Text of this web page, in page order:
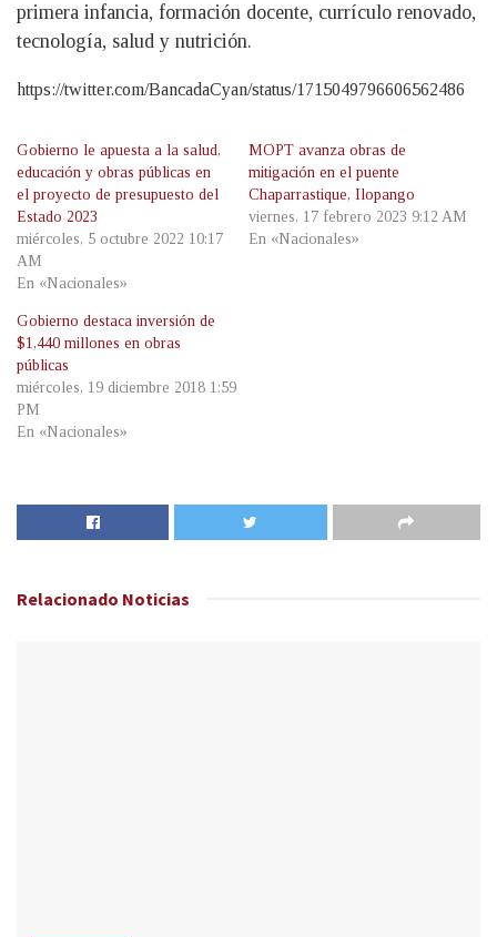
primera infancia, formación docente, currículo renovado,
tecnología, salud y nutrición.
https://twitter.com/BancadaCyan/status/1715049796606562486
Gobierno le apuesta a la salud,
educación y obras públicas en
el proyecto de presupuesto del
Estado 2023
miércoles, 5 octubre 2022 10:17
AM
En «Nacionales»
MOPT avanza obras de
mitigación en el puente
Chaparrastique, Ilopango
viernes, 17 febrero 2023 9:12 AM
En «Nacionales»
Gobierno destaca inversión de
$1,440 millones en obras
públicas
miércoles, 19 diciembre 2018 1:59
PM
En «Nacionales»
Relacionado Noticias